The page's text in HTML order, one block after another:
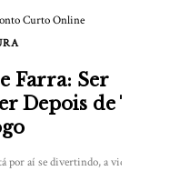
Farra: Ser
Depois de Ter
por aí se divertindo, a vida e os